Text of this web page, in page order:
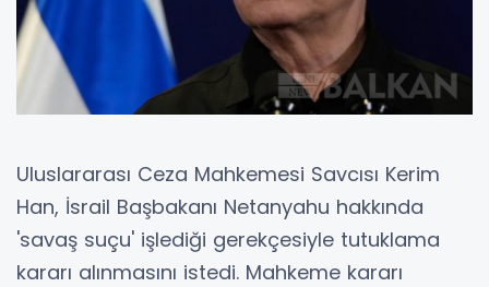
Uluslararası Ceza Mahkemesi Savcısı Kerim
Han, İsrail Başbakanı Netanyahu hakkında
'savaş suçu' işlediği gerekçesiyle tutuklama
kararı alınmasını istedi. Mahkeme kararı